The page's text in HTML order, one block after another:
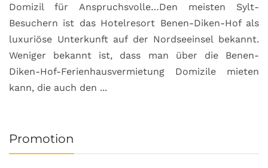
Domizil für Anspruchsvolle…Den meisten Sylt-
Besuchern ist das Hotelresort Benen-Diken-Hof als
luxuriöse Unterkunft auf der Nordseeinsel bekannt.
Weniger bekannt ist, dass man über die Benen-
Diken-Hof-Ferienhausvermietung Domizile mieten
kann, die auch den ...
Promotion